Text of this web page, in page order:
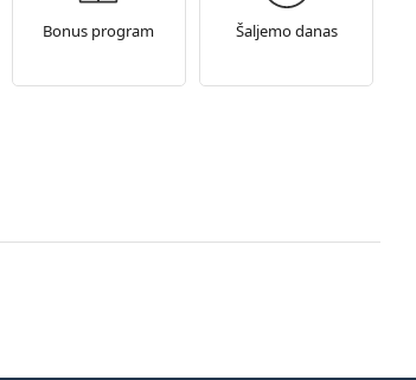
Bonus program Šaljemo danas